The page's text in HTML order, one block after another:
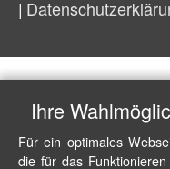
Ihre
Für ein optimales
die für das